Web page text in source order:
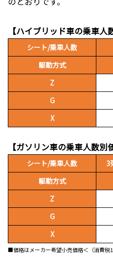
【ハイブリッド車の乗車人
シート/乗車人数
駆動方式
Z
G
X
【ガソリン車の乗車人数別
シート/乗車人数 3
駆動方式
Z
G
X
■価格はメーカー希望小売価格＜（消費税